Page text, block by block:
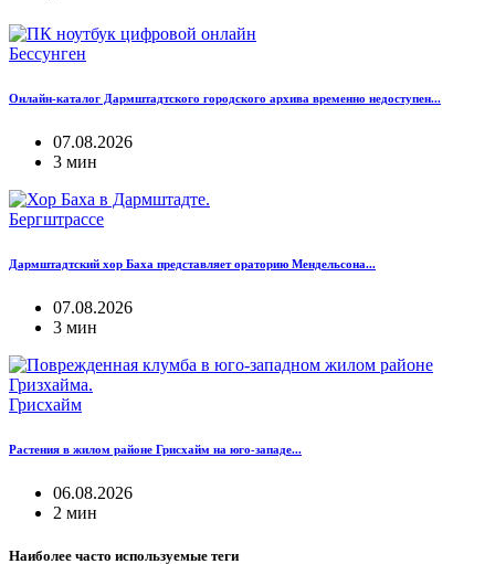
Бессунген
Онлайн-каталог Дармштадтского городского архива временно недоступен...
07.08.2026
3 мин
Бергштрассе
Дармштадтский хор Баха представляет ораторию Мендельсона...
07.08.2026
3 мин
Грисхайм
Растения в жилом районе Грисхайм на юго-западе...
06.08.2026
2 мин
Наиболее часто используемые теги